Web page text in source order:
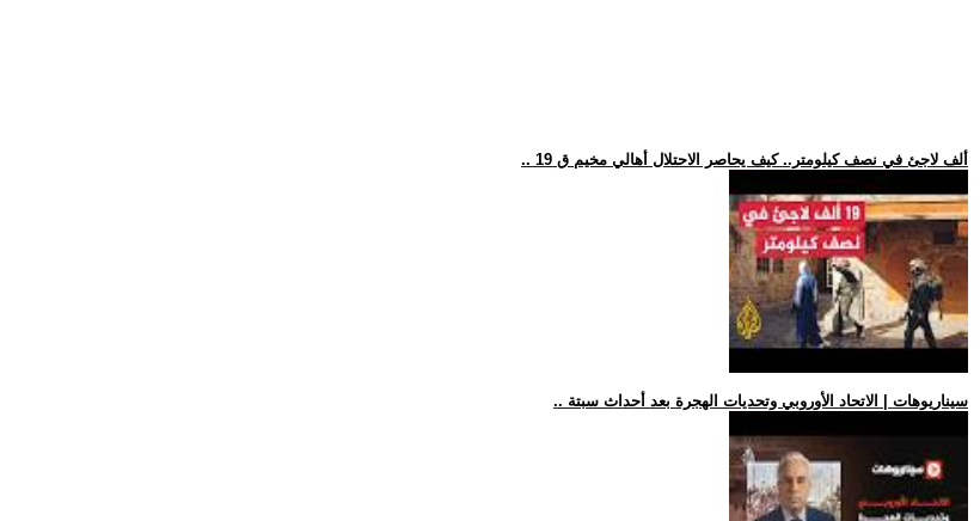
.. 19 ألف لاجئ في نصف كيلومتر.. كيف يحاصر الاحتلال أهالي مخيم ق
.. سيناريوهات | الاتحاد الأوروبي وتحديات الهجرة بعد أحداث سبتة